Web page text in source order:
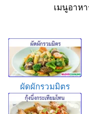
เมนูอาห
ผัดผักรวมมิตร